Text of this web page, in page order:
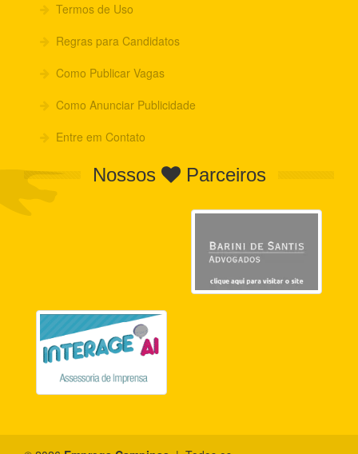
Termos de Uso
Regras para Candidatos
Como Publicar Vagas
Como Anunciar Publicidade
Entre em Contato
Nossos Parceiros